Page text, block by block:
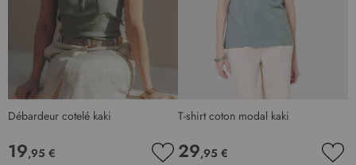
Débardeur cotelé kaki
19,95 €
T-shirt coton modal kaki
29,95 €